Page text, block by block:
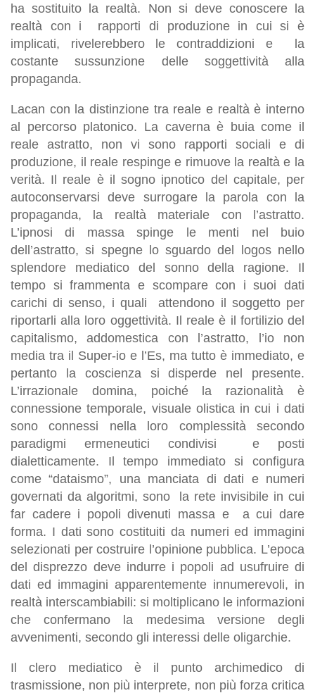
ha sostituito la realtà. Non si deve conoscere la
realtà con i rapporti di produzione in cui si è
implicati, rivelerebbero le contraddizioni e la
costante sussunzione delle soggettività alla
propaganda.
Lacan con la distinzione tra reale e realtà è interno
al percorso platonico. La caverna è buia come il
reale astratto, non vi sono rapporti sociali e di
produzione, il reale respinge e rimuove la realtà e la
verità. Il reale è il sogno ipnotico del capitale, per
autoconservarsi deve surrogare la parola con la
propaganda, la realtà materiale con l’astratto.
L’ipnosi di massa spinge le menti nel buio
dell’astratto, si spegne lo sguardo del logos nello
splendore mediatico del sonno della ragione. Il
tempo si frammenta e scompare con i suoi dati
carichi di senso, i quali attendono il soggetto per
riportarli alla loro oggettività. Il reale è il fortilizio del
capitalismo, addomestica con l’astratto, l’io non
media tra il Super-io e l’Es, ma tutto è immediato, e
pertanto la coscienza si disperde nel presente.
L’irrazionale domina, poiché la razionalità è
connessione temporale, visuale olistica in cui i dati
sono connessi nella loro complessità secondo
paradigmi ermeneutici condivisi e posti
dialetticamente. Il tempo immediato si configura
come “dataismo”, una manciata di dati e numeri
governati da algoritmi, sono la rete invisibile in cui
far cadere i popoli divenuti massa e a cui dare
forma. I dati sono costituiti da numeri ed immagini
selezionati per costruire l’opinione pubblica. L’epoca
del disprezzo deve indurre i popoli ad usufruire di
dati ed immagini apparentemente innumerevoli, in
realtà interscambiabili: si moltiplicano le informazioni
che confermano la medesima versione degli
avvenimenti, secondo gli interessi delle oligarchie.
Il clero mediatico è il punto archimedico di
trasmissione, non più interprete, non più forza critica